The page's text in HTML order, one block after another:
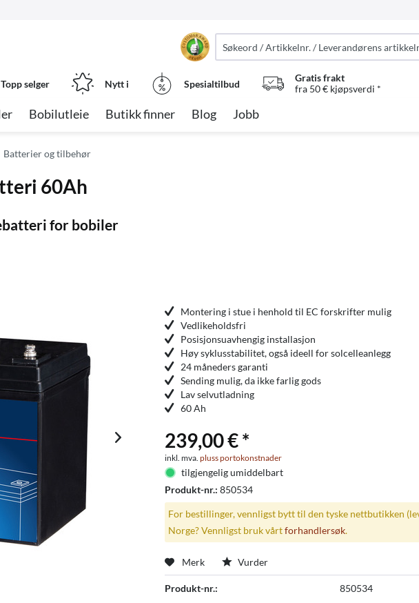
Topp selger Nytt i Spesialtilbud
Gratis frakt
fra 50 € kjøpsverdi *
Bobilutleie Butikk finner Blog Jobb
Batterier og tilbehør
60Ah
for bobiler
Montering i stue i henhold til EC forskrifter mulig
Vedlikeholdsfri
Posisjonsuavhengig installasjon
Høy syklusstabilitet, også ideell for solcelleanlegg
24 måneders garanti
Sending mulig, da ikke farlig gods
Lav selvutladning
60 Ah
239,00 € *
inkl. mva.pluss portokonstnader
tilgjengelig umiddelbart
Produkt-nr.:850534
For bestillinger, vennligst bytt til den tyske nettbutikken
Norge? Vennligst bruk vårtforhandlersøk.
Merk Vurder
Produkt-nr.: 850534